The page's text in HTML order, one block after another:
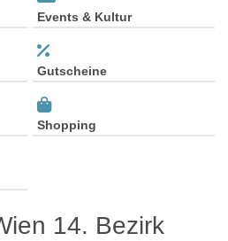
Events & Kultur
Gutscheine
Shopping
14. Bezirk